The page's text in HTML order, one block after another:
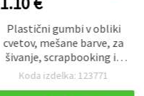
Plastični gumbi v obliki
cvetov, mešane barve, za
šivanje, scrapbooking in
DIY ustvarjanje, 38x7 mm -
Koda izdelka: 123771